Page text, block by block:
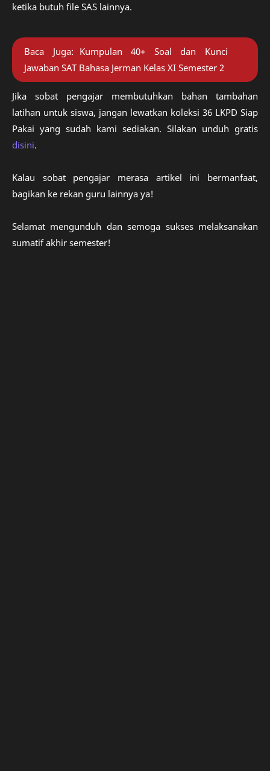
ketika butuh file SAS lainnya.
Baca Juga: Kumpulan 40+ Soal dan Kunci
Jawaban SAT Bahasa Jerman Kelas XI Semester 2
Jika sobat pengajar membutuhkan bahan tambahan
latihan untuk siswa, jangan lewatkan koleksi 36 LKPD Siap
Pakai yang sudah kami sediakan. Silakan unduh gratis
disini.
Kalau sobat pengajar merasa artikel ini bermanfaat,
bagikan ke rekan guru lainnya ya!
Selamat mengunduh dan semoga sukses melaksanakan
sumatif akhir semester!